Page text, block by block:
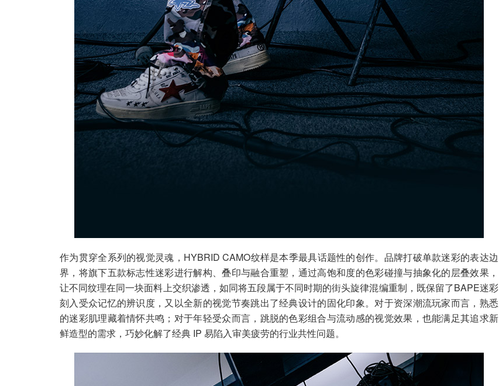
作为贯穿全系列的视觉灵魂，HYBRID CAMO纹样是本季最具话题性的创作。品牌打破单款迷彩的表达边
界，将旗下五款标志性迷彩进行解构、叠印与融合重塑，通过高饱和度的色彩碰撞与抽象化的层叠效果，
让不同纹理在同一块面料上交织渗透，如同将五段属于不同时期的街头旋律混编重制，既保留了BAPE迷彩
刻入受众记忆的辨识度，又以全新的视觉节奏跳出了经典设计的固化印象。对于资深潮流玩家而言，熟悉
的迷彩肌理藏着情怀共鸣；对于年轻受众而言，跳脱的色彩组合与流动感的视觉效果，也能满足其追求新
鲜造型的需求，巧妙化解了经典 IP 易陷入审美疲劳的行业共性问题。